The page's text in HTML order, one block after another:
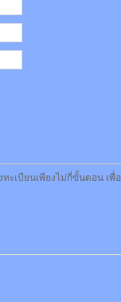
เบียนเพียงไม่กี่ขั้นตอน เพื่